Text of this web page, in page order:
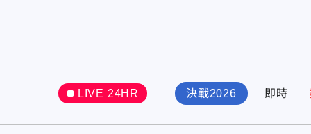
LIVE 24HR 決戰2026 即時